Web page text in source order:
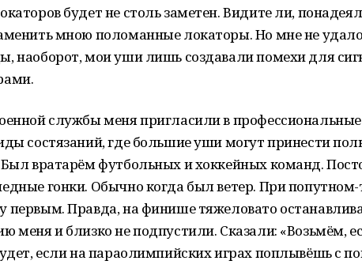
будет не столь заметен. Видите ли,
мною поломанные локаторы. Но мне не
наоборот, мои уши лишь создавали помехи для
службы меня пригласили в
состязаний, где большие уши могут принести
вратарём футбольных и хоккейных команд.
гонки. Обычно когда был ветер. При попутном-
первым. Правда, на финише тяжеловато
меня и близко не подпустили. Сказали: «Возьмём,
если на параолимпийских играх поплывёшь с